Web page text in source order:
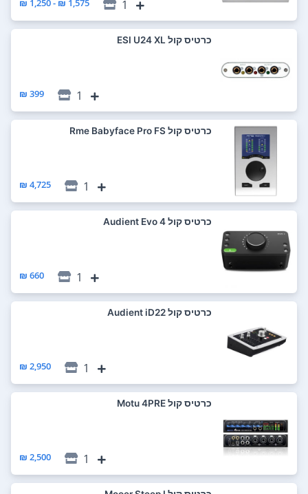
1
1,575 ₪ - 1,250 ₪
כרטיס קול ESI U24 XL
1
399 ₪
כרטיס קול Rme Babyface Pro FS
1
4,725 ₪
כרטיס קול Audient Evo 4
1
660 ₪
כרטיס קול Audient iD22
1
2,950 ₪
כרטיס קול Motu 4PRE
1
2,500 ₪